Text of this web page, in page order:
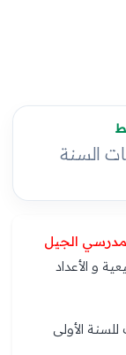
52 رياضيات السنة
الجيل
و الأعداد
الرياضيات للسنة الأولى